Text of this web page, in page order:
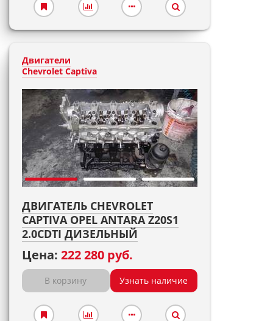
Двигатели
Chevrolet Captiva
ДВИГАТЕЛЬ CHEVROLET
CAPTIVA OPEL ANTARA Z20S1
2.0CDTI ДИЗЕЛЬНЫЙ
Цена: 222 280 руб.
В корзину Узнать наличие